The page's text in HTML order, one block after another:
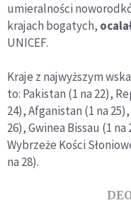
umieralności
krajach bogatych,
UNICEF.
Kraje z najwyższym
to: Pakistan (1 na 22),
24), Afganistan (1 na
26), Gwinea Bissau (1
Wybrzeże Kości
na 28).